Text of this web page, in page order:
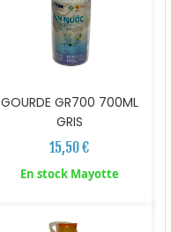
GOURDE GR700 700ML
GRIS
15,50 €
En stock Mayotte